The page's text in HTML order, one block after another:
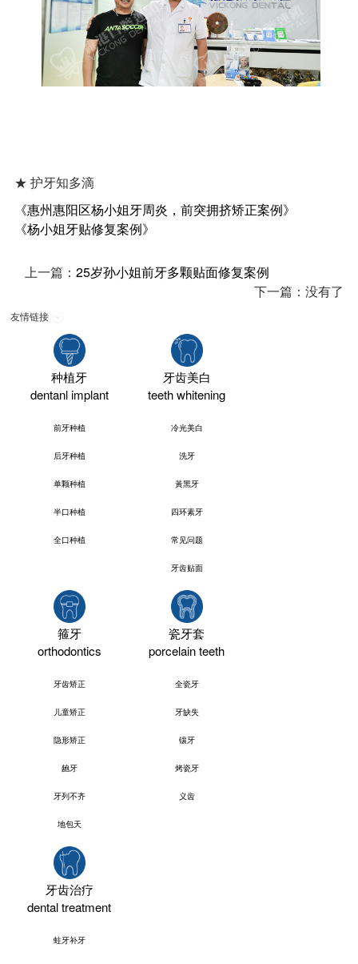
★ 护牙知多滴
《惠州惠阳区杨小姐牙周炎，前突拥挤矫正案例》
《杨小姐牙贴修复案例》
上一篇： 25岁孙小姐前牙多颗贴面修复案例
下一篇：没有了
友情链接
种植牙
dentanl implant
前牙种植
后牙种植
单颗种植
半口种植
全口种植
牙齿美白
teeth whitening
冷光美白
洗牙
黃黑牙
四环素牙
常见问题
牙齿贴面
箍牙
orthodontics
牙齿矫正
儿童矫正
隐形矫正
龅牙
牙列不齐
地包天
瓷牙套
porcelain teeth
全瓷牙
牙缺失
镶牙
烤瓷牙
义齿
牙齿治疗
dental treatment
蛀牙补牙